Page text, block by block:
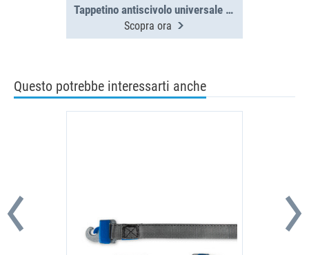
Tappetino antiscivolo universale 800x1200x4,5
Scopra ora
Questo potrebbe interessarti anche